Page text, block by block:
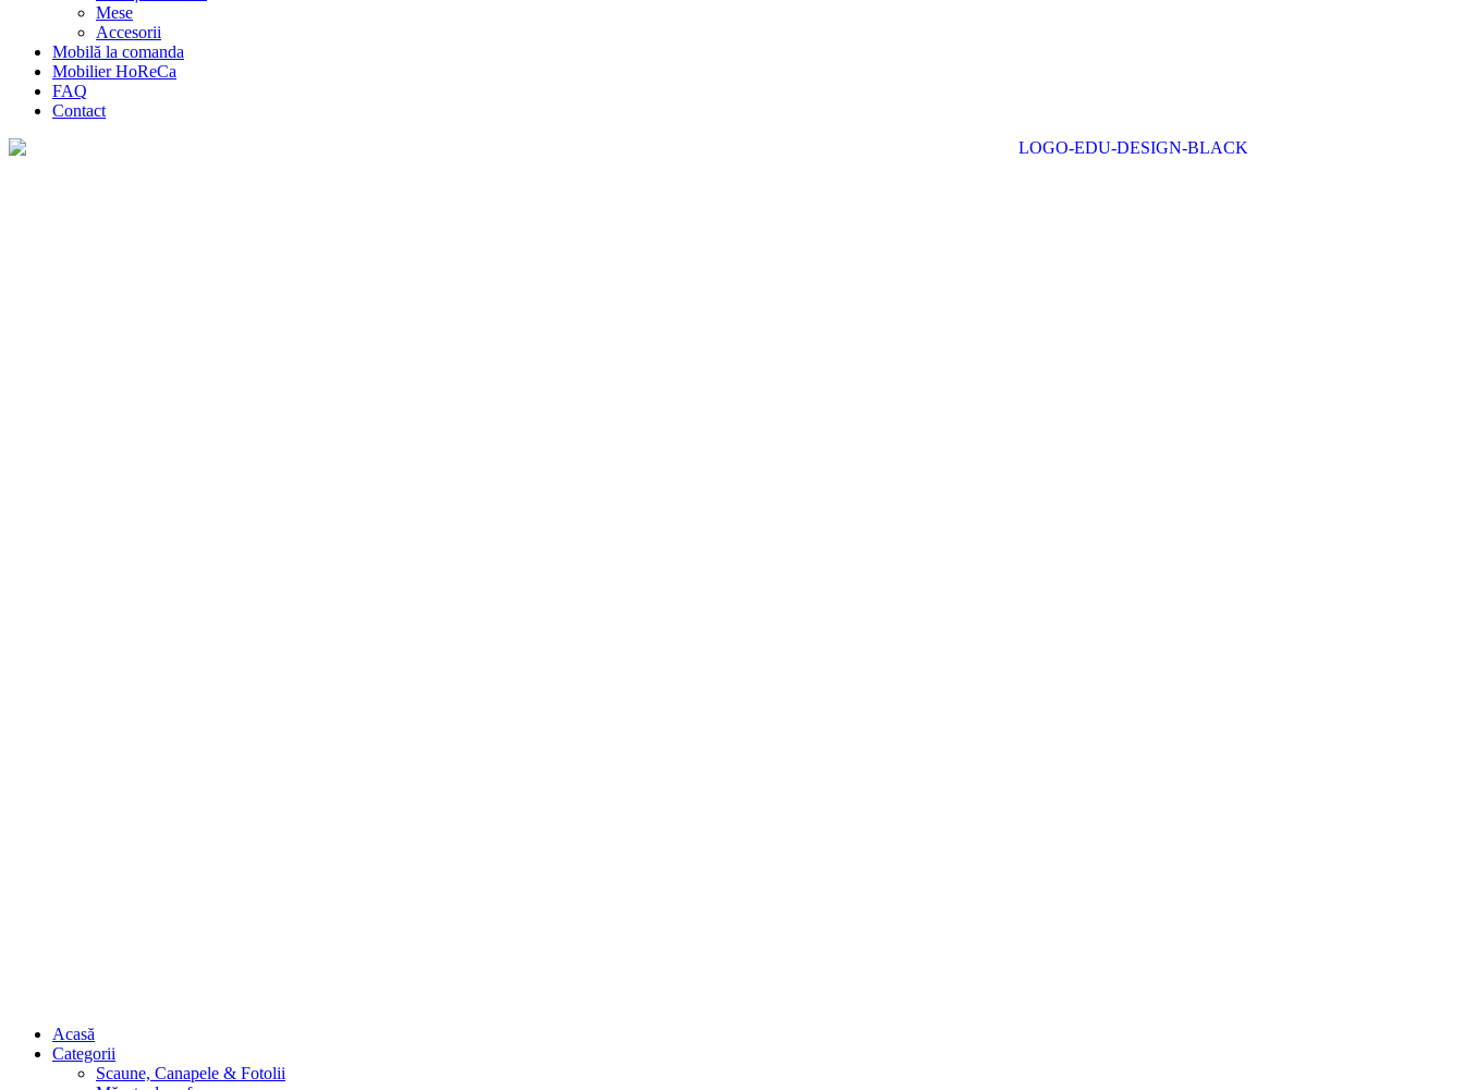
Mese
Accesorii
Mobilă la comanda
Mobilier HoReCa
FAQ
Contact
Acasă
Categorii
Scaune, Canapele & Fotolii